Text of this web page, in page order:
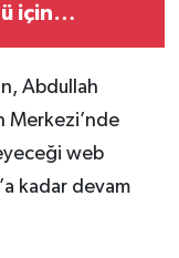
için
Abdullah
Merkezi’nde
web
kadar devam